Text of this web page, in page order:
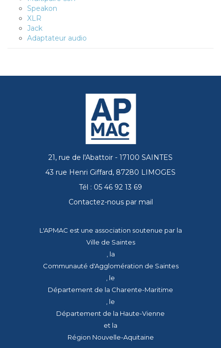
Speakon
XLR
Jack
Adaptateur audio
21, rue de l'Abattoir - 17100 SAINTES
43 rue Henri Giffard, 87280 LIMOGES
Tél : 05 46 92 13 69
Contactez-nous par mail
L'APMAC est une association soutenue par la
Ville de Saintes
, la
Communauté d'Agglomération de Saintes
, le
Département de la Charente-Maritime
, le
Département de la Haute-Vienne
et la
Région Nouvelle-Aquitaine